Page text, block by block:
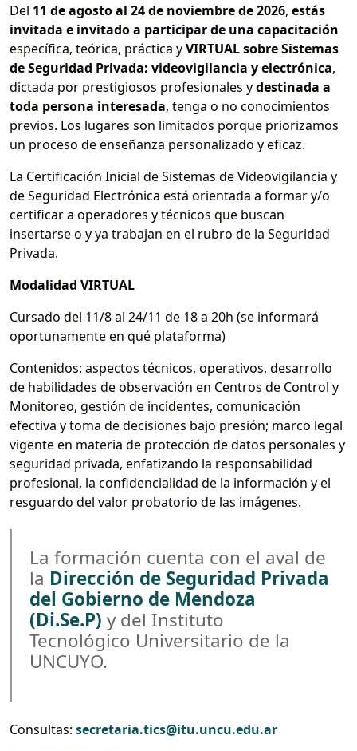
Del 11 de agosto al 24 de noviembre de 2026, estás
invitada e invitado a participar de una capacitación
específica, teórica, práctica yVIRTUAL sobre Sistemas
de Seguridad Privada: videovigilancia y electrónica,
dictada por prestigiosos profesionales ydestinada a
toda persona interesada, tenga o no conocimientos
previos. Los lugares son limitados porque priorizamos
un proceso de enseñanza personalizado y eficaz.
La Certificación Inicial de Sistemas de Videovigilancia y
de Seguridad Electrónica está orientada a formar y/o
certificar a operadores y técnicos que buscan
insertarse o y ya trabajan en el rubro de la Seguridad
Privada.
Modalidad VIRTUAL
Cursado del 11/8 al 24/11 de 18 a 20h (se informará
oportunamente en qué plataforma)
Contenidos: aspectos técnicos, operativos, desarrollo
de habilidades de observación en Centros de Control y
Monitoreo, gestión de incidentes, comunicación
efectiva y toma de decisiones bajo presión; marco legal
vigente en materia de protección de datos personales y
seguridad privada, enfatizando la responsabilidad
profesional, la confidencialidad de la información y el
resguardo del valor probatorio de las imágenes.
La formación cuenta con el aval de
la Dirección de Seguridad Privada
del Gobierno de Mendoza
(Di.Se.P) y del Instituto
Tecnológico Universitario de la
UNCUYO.
Consultas: secretaria.tics@itu.uncu.edu.ar